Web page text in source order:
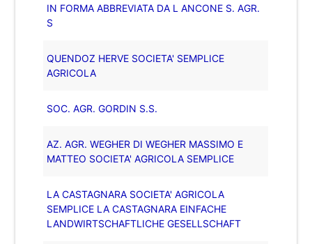
IN FORMA ABBREVIATA DA L ANCONE S. AGR.
S
QUENDOZ HERVE SOCIETA' SEMPLICE
AGRICOLA
SOC. AGR. GORDIN S.S.
AZ. AGR. WEGHER DI WEGHER MASSIMO E
MATTEO SOCIETA' AGRICOLA SEMPLICE
LA CASTAGNARA SOCIETA' AGRICOLA
SEMPLICE LA CASTAGNARA EINFACHE
LANDWIRTSCHAFTLICHE GESELLSCHAFT